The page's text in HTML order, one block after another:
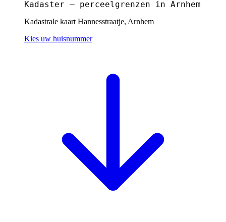
Kadaster — perceelgrenzen in Arnhem
Kadastrale kaart Hannesstraatje, Arnhem
Kies uw huisnummer